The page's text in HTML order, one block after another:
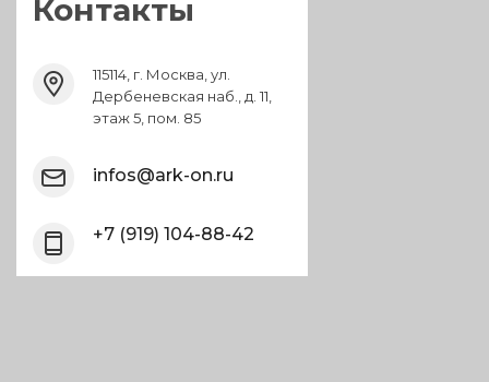
Контакты
115114, г. Москва, ул.
Дербеневская наб., д. 11,
этаж 5, пом. 85
infos@ark-on.ru
+7 (919) 104-88-42